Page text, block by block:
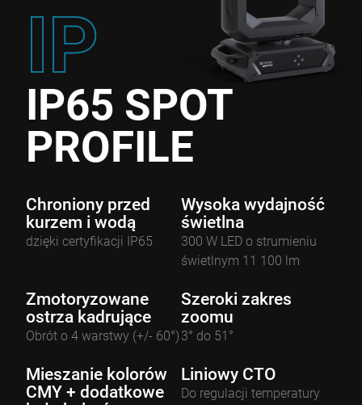
IP
IP65 SPOT
PROFILE
Chroniony przed
kurzem i wodą
dzięki certyfikacji IP65
Wysoka wydajność
świetlna
300 W LED o strumieniu
świetlnym 11 100 lm
Zmotoryzowane
ostrza kadrujące
Obrót o 4 warstwy (+/- 60°)
Szeroki zakres
zoomu
3° do 51°
Mieszanie kolorów
CMY + dodatkowe
Liniowy CTO
Do regulacji temperatury